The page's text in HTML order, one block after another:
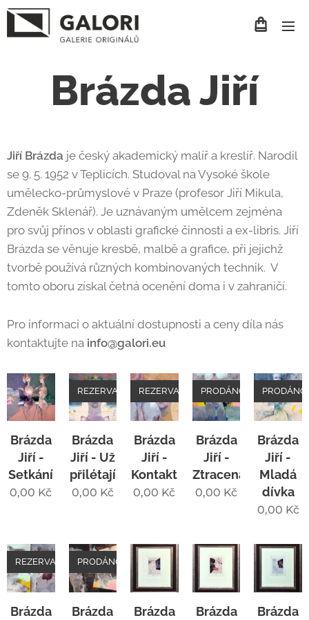
Brázda Jiří
Jiří Brázda je český akademický malíř a kreslíř. Narodil
se 9. 5. 1952 v Teplicích. Studoval na Vysoké škole
umělecko-průmyslové v Praze (profesor Jiří Mikula,
Zdeněk Sklenář). Je uznávaným umělcem zejména
pro svůj přínos v oblasti grafické činnosti a ex-libris. Jiří
Brázda se věnuje kresbě, malbě a grafice, při jejichž
tvorbě používá různých kombinovaných technik. V
tomto oboru získal četná ocenění doma i v zahraničí.
Pro informaci o aktuální dostupnosti a ceny díla nás
kontaktujte na info@galori.eu
Brázda
Jiří -
Setkání
0,00 Kč
Brázda
Jiří - Už
přilétají
REZERVACE
0,00 Kč
Brázda
Jiří -
Kontakt
REZERVACE
0,00 Kč
Brázda
Jiří -
Ztracená
PRODÁNO
0,00 Kč
Brázda
Jiří -
Mladá
dívka
PRODÁNO
0,00 Kč
Brázda
REZERVACE
Brázda
PRODÁNO
Brázda
Brázda
Brázda